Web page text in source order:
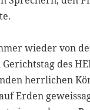
wieder von
des
herrlichen
Erden